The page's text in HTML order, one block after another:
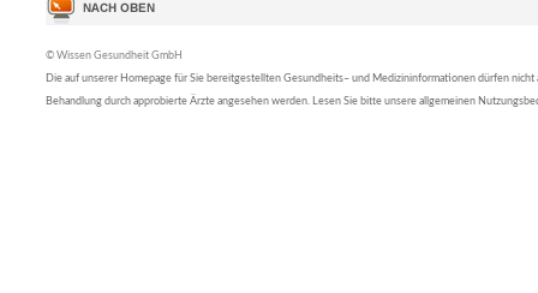
© Wissen Gesundheit GmbH
Die auf unserer Homepage für Sie bereitgestellten Gesundheits– und Medizininformationen dürfen nicht
Behandlung durch approbierte Ärzte angesehen werden. Lesen Sie bitte unsere allgemeinen